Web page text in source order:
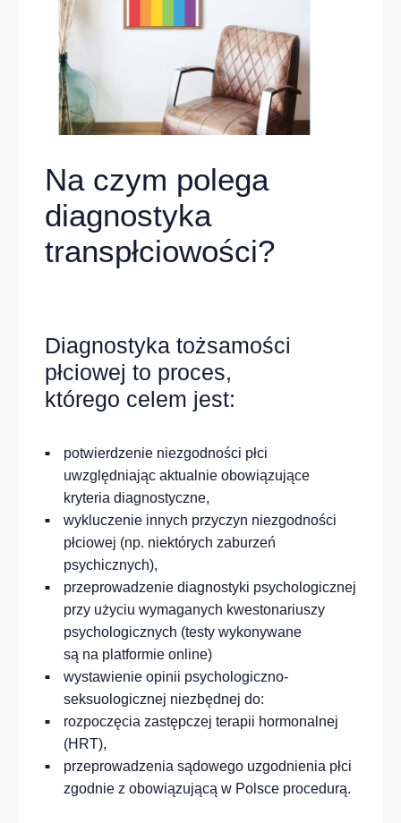
Na czym polega
diagnostyka
transpłciowości?
Diagnostyka tożsamości
płciowej to proces,
którego celem jest:
potwierdzenie niezgodności płci
uwzględniając aktualnie obowiązujące
kryteria diagnostyczne,
wykluczenie innych przyczyn niezgodności
płciowej (np. niektórych zaburzeń
psychicznych),
przeprowadzenie diagnostyki psychologicznej
przy użyciu wymaganych kwestonariuszy
psychologicznych (testy wykonywane
są na platformie online)
wystawienie opinii psychologiczno-
seksuologicznej niezbędnej do:
rozpoczęcia zastępczej terapii hormonalnej
(HRT),
przeprowadzenia sądowego uzgodnienia płci
zgodnie z obowiązującą w Polsce procedurą.